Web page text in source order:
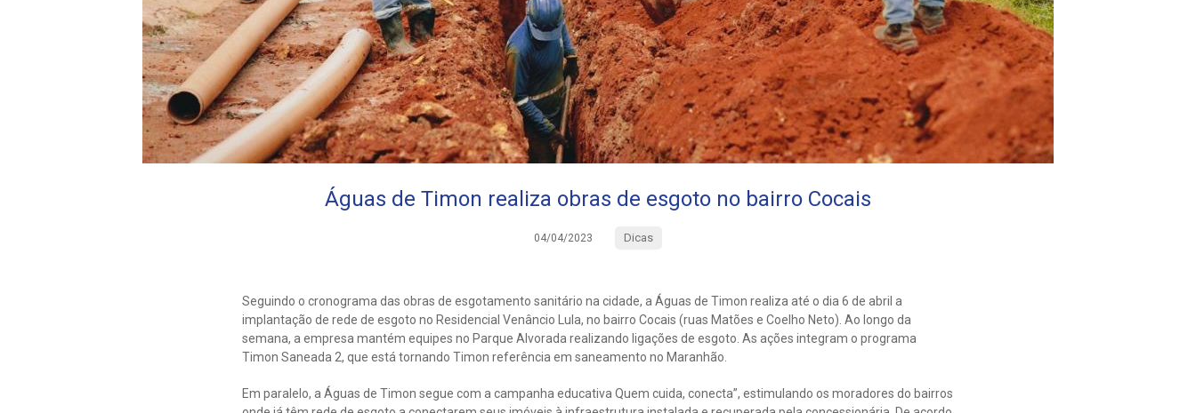
Águas de Timon realiza obras de esgoto no bairro Cocais
04/04/2023 Dicas
Seguindo o cronograma das obras de esgotamento sanitário na cidade, a Águas de Timon realiza até o dia 6 de abril a
implantação de rede de esgoto no Residencial Venâncio Lula, no bairro Cocais (ruas Matões e Coelho Neto). Ao longo da
semana, a empresa mantém equipes no Parque Alvorada realizando ligações de esgoto. As ações integram o programa
Timon Saneada 2, que está tornando Timon referência em saneamento no Maranhão.
Em paralelo, a Águas de Timon segue com a campanha educativa Quem cuida, conecta”, estimulando os moradores do bairros